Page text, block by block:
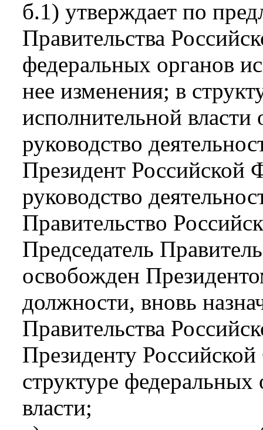
б.1) утверждает по
Правительства
федеральных органов
нее изменения; в
исполнительной власти
руководство
Президент Российской
руководство
Правительство
Председатель
освобожден
должности, вновь
Правительства
Президенту
структуре
власти;